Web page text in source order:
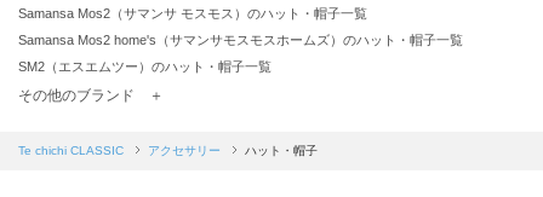
Samansa Mos2（サマンサ モスモス）のハット・帽子一覧
Samansa Mos2 home's（サマンサモスモスホームズ）のハット・帽子一覧
SM2（エスエムツー）のハット・帽子一覧
TSUHARU by Samansa Mos2（ツハルバイサマンサモスモス）のハット・帽子一覧
Samansa Mos2 blue（サマンサモスモス ブルー）のハット・帽子一覧
その他のブランド ＋
Te chichi CLASSIC アクセサリー ハット・帽子